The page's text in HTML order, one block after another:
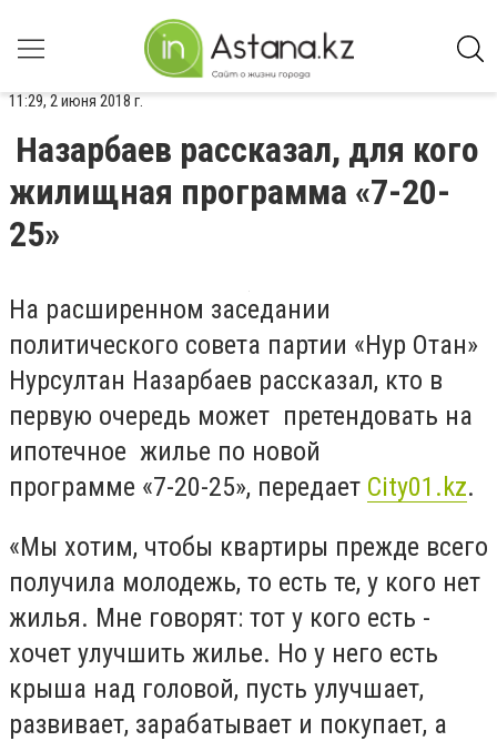
11:29, 2 июня 2018 г.
Назарбаев рассказал, для кого
жилищная программа «7-20-
25»
На расширенном заседании
политического совета партии «Нур Отан»
Нурсултан Назарбаев рассказал, кто в
первую очередь может претендовать на
ипотечное жилье по новой
программе «7-20-25», передает City01.kz.
«Мы хотим, чтобы квартиры прежде всего
получила молодежь, то есть те, у кого нет
жилья. Мне говорят: тот у кого есть -
хочет улучшить жилье. Но у него есть
крыша над головой, пусть улучшает,
развивает, зарабатывает и покупает, а